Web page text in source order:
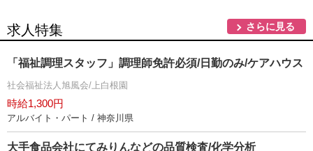
求人特集 さらに見る
「福祉調理スタッフ」調理師免許必須/日勤のみ/ケアハウス
社会福祉法人旭風会/上白根園
時給1,300円
アルバイト・パート / 神奈川県
大手食品会社にてみりんなどの品質検査/化学分析